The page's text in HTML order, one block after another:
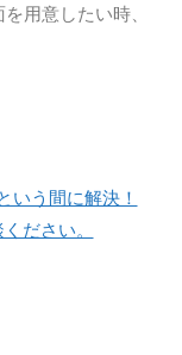
用意したい時、
いう間に解決！
ださい。